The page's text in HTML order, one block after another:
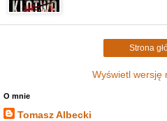
Strona
Wyświetl wersję
O mnie
Tomasz Albecki